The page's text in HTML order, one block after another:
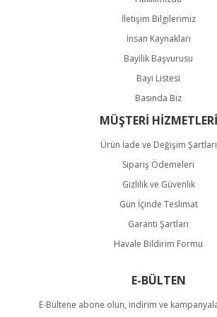
İletişim Bilgilerimiz
İnsan Kaynakları
Bayilik Başvurusu
Bayi Listesi
Basında Biz
MÜŞTERİ HİZMETLERİ
Ürün İade ve Değişim Şartları
Sipariş Ödemeleri
Gizlilik ve Güvenlik
Gün İçinde Teslimat
Garanti Şartları
Havale Bildirim Formu
E-BÜLTEN
E-Bültene abone olun, indirim ve